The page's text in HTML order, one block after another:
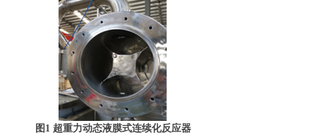
图 1 超重力动态液膜式连续化反应器